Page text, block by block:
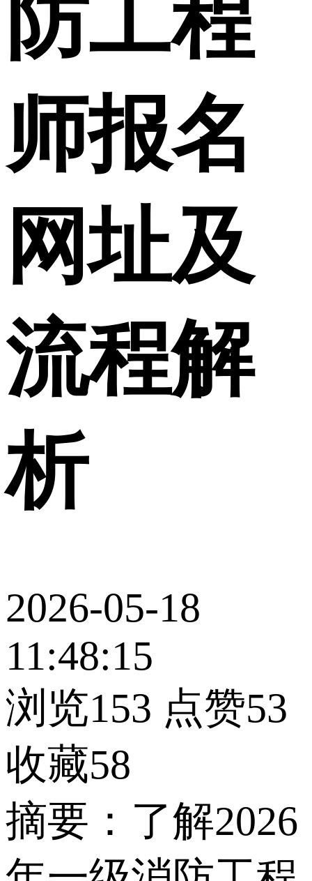
防工程
师报名
网址及
流程解
析
2026-05-18
11:48:15
浏览153 点赞53
收藏58
摘要：了解2026